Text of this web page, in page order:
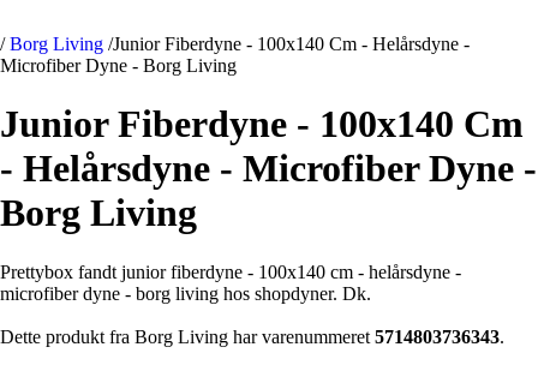
/ Borg Living /Junior Fiberdyne - 100x140 Cm - Helårsdyne -
Microfiber Dyne - Borg Living
Junior Fiberdyne - 100x140 Cm
- Helårsdyne - Microfiber Dyne -
Borg Living
Prettybox fandt junior fiberdyne - 100x140 cm - helårsdyne -
microfiber dyne - borg living hos shopdyner. Dk.
Dette produkt fra Borg Living har varenummeret 5714803736343.